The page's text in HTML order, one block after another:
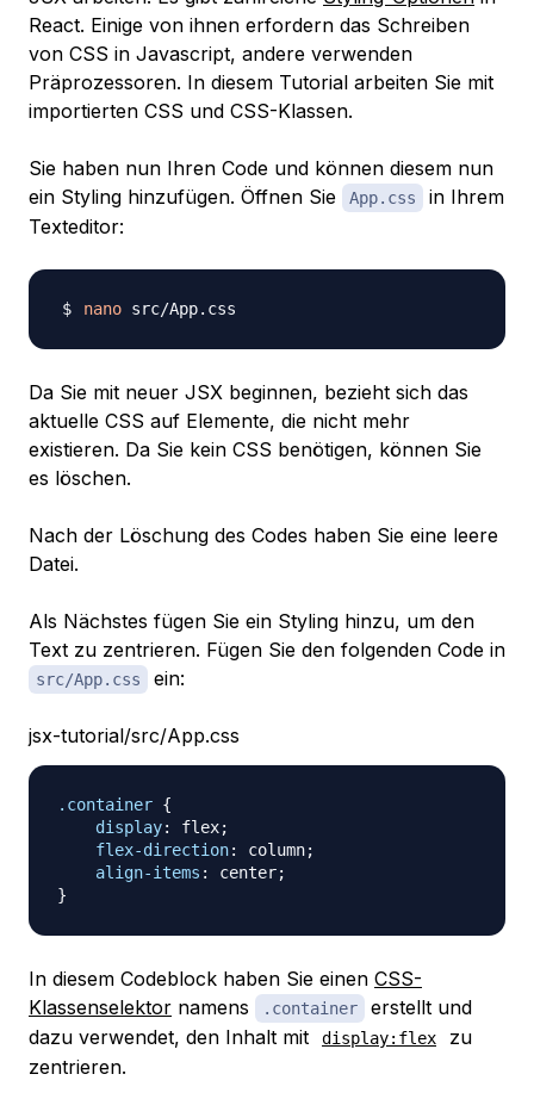
React. Einige von ihnen erfordern das Schreiben
von CSS in Javascript, andere verwenden
Präprozessoren. In diesem Tutorial arbeiten Sie mit
importierten CSS und CSS-Klassen.
Sie haben nun Ihren Code und können diesem nun
ein Styling hinzufügen. Öffnen Sie
App.css
in Ihrem
Texteditor:
nano
Da Sie mit neuer JSX beginnen, bezieht sich das
aktuelle CSS auf Elemente, die nicht mehr
existieren. Da Sie kein CSS benötigen, können Sie
es löschen.
Nach der Löschung des Codes haben Sie eine leere
Datei.
Als Nächstes fügen Sie ein Styling hinzu, um den
Text zu zentrieren. Fügen Sie den folgenden Code in
src/App.css ein:
jsx-tutorial/src/App.css
.container {
display: flex;
flex-direction: column;
align-items : center;
}
In diesem Codeblock haben Sie einen CSS-
Klassenselektor namens .container
erstellt und
dazu verwendet, den Inhalt mit
display:flex
zu
zentrieren.